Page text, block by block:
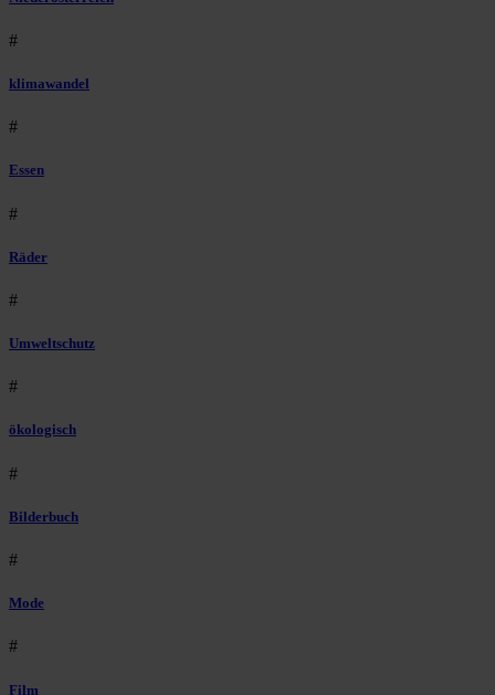
#
klimawandel
#
Essen
#
Räder
#
Umweltschutz
#
ökologisch
#
Bilderbuch
#
Mode
#
Film